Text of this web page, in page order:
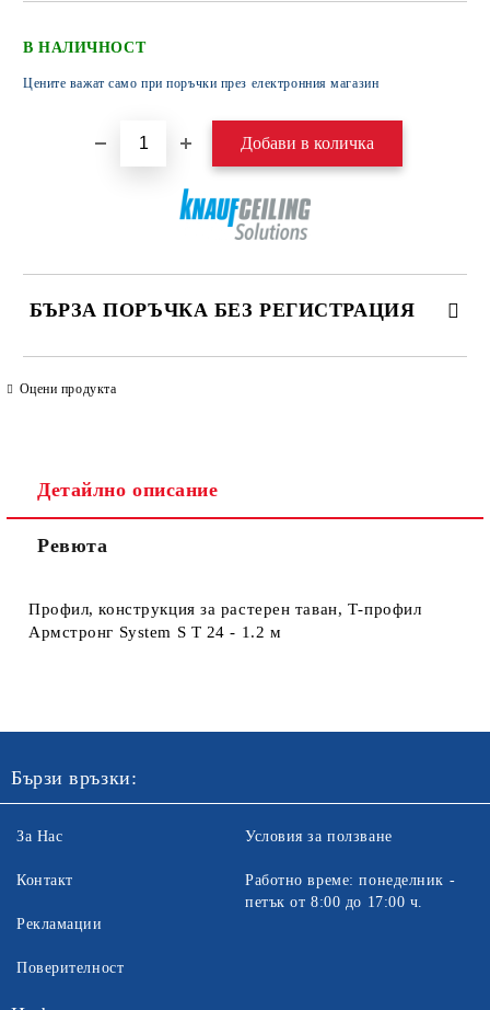
В НАЛИЧНОСТ
Цените важат само при поръчки през електронния магазин
БЪРЗА ПОРЪЧКА БЕЗ РЕГИСТРАЦИЯ
Оцени продукта
Детайлно описание
Ревюта
Профил, конструкция за растерен таван, Т-профил
Армстронг System S Т 24 - 1.2 м
Бързи връзки:
За Нас
Контакт
Рекламации
Поверителност
Условия за ползване
Работно време: понеделник -
петък от 8:00 до 17:00 ч.